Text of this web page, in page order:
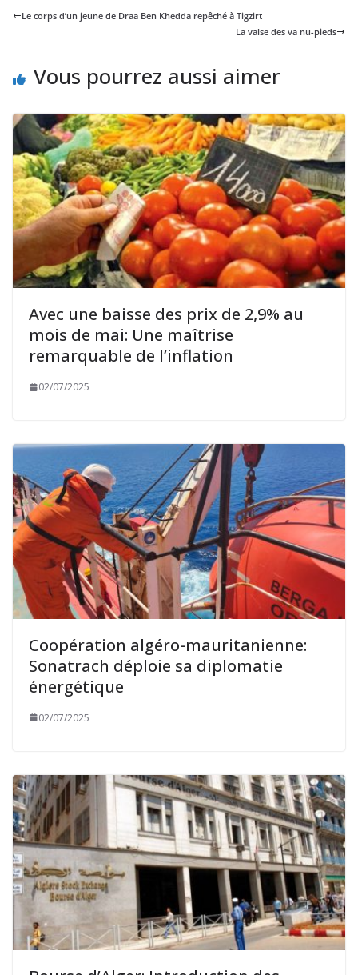
Le corps d’un jeune de Draa Ben Khedda repêché à Tigzirt
La valse des va nu-pieds
Vous pourrez aussi aimer
Avec une baisse des prix de 2,9% au
mois de mai: Une maîtrise
remarquable de l’inflation
02/07/2025
Coopération algéro-mauritanienne:
Sonatrach déploie sa diplomatie
énergétique
02/07/2025